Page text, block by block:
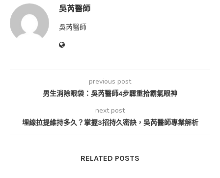
吳芮醫師
吳芮醫師
previous post
男生消除眼袋：吳芮醫師4步驟重拾霸氣眼神
next post
埋線拉提維持多久？掌握3招持久密訣，吳芮醫師專業解析
RELATED POSTS